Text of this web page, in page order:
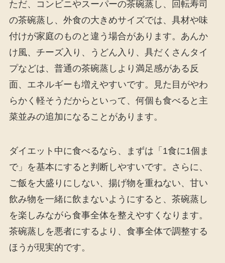
ただ、コンビニやスーパーの茶碗蒸し、回転寿司
の茶碗蒸し、外食の大きめサイズでは、具材や味
付けが家庭のものと違う場合があります。あんか
け風、チーズ入り、うどん入り、具だくさんタイ
プなどは、普通の茶碗蒸しより満足感がある反
面、エネルギーも増えやすいです。見た目がやわ
らかく軽そうだからといって、何個も食べると主
菜並みの追加になることがあります。
ダイエット中に食べるなら、まずは「1食に1個ま
で」を基本にすると判断しやすいです。さらに、
ご飯を大盛りにしない、揚げ物を重ねない、甘い
飲み物を一緒に飲まないようにすると、茶碗蒸し
を楽しみながら食事全体を整えやすくなります。
茶碗蒸しを悪者にするより、食事全体で調整する
ほうが現実的です。